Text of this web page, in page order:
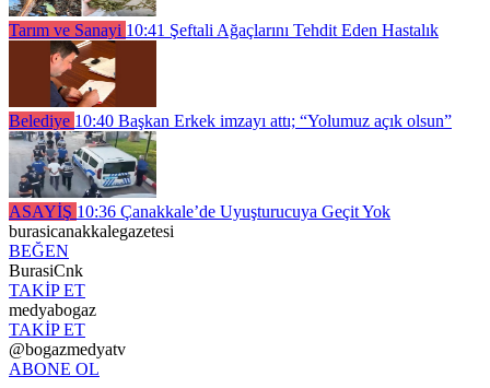
Tarım ve Sanayi 10:41 Şeftali Ağaçlarını Tehdit Eden Hastalık
Belediye 10:40 Başkan Erkek imzayı attı; “Yolumuz açık olsun”
ASAYİŞ 10:36 Çanakkale’de Uyuşturucuya Geçit Yok
burasicanakkalegazetesi
BEĞEN
BurasiCnk
TAKİP ET
medyabogaz
TAKİP ET
@bogazmedyatv
ABONE OL